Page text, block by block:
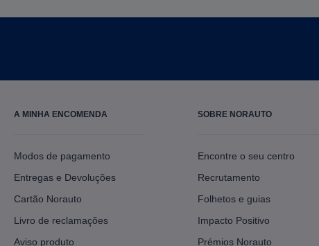
A MINHA ENCOMENDA
Modos de pagamento
Entregas e Devoluções
Cartão Norauto
Livro de reclamações
Aviso produto
SOBRE NORAUTO
Encontre o seu centro
Recrutamento
Folhetos e guias
Impacto Positivo
Prémios Norauto